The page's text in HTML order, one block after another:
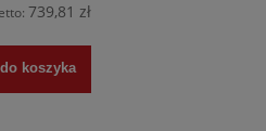
739,81 zł
do koszyka